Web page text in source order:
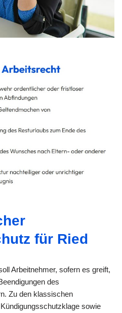
für Ried
Arbeitnehmer, sofern es greift,
des
Zu den klassischen
sowie